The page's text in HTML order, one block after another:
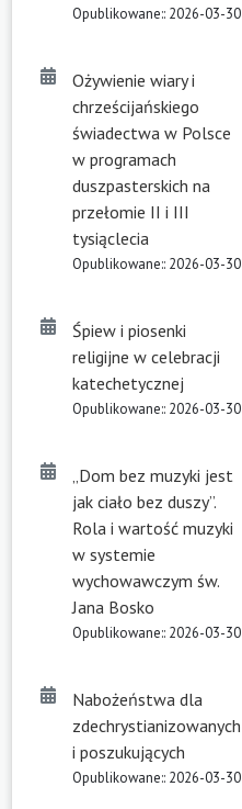
Opublikowane:: 2026-03-30
Ożywienie wiary i
chrześcijańskiego
świadectwa w Polsce
w programach
duszpasterskich na
przełomie II i III
tysiąclecia
Opublikowane:: 2026-03-30
Śpiew i piosenki
religijne w celebracji
katechetycznej
Opublikowane:: 2026-03-30
„Dom bez muzyki jest
jak ciało bez duszy”.
Rola i wartość muzyki
w systemie
wychowawczym św.
Jana Bosko
Opublikowane:: 2026-03-30
Nabożeństwa dla
zdechrystianizowanych
i poszukujących
Opublikowane:: 2026-03-30